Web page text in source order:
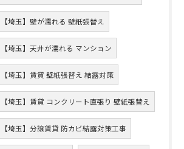
【埼玉】壁が濡れる 壁紙張替え
【埼玉】天井が濡れる マンション
【埼玉】賃貸 壁紙張替え 結露対策
【埼玉】賃貸 コンクリート直張り 壁紙張替え
【埼玉】分譲賃貸 防カビ結露対策工事